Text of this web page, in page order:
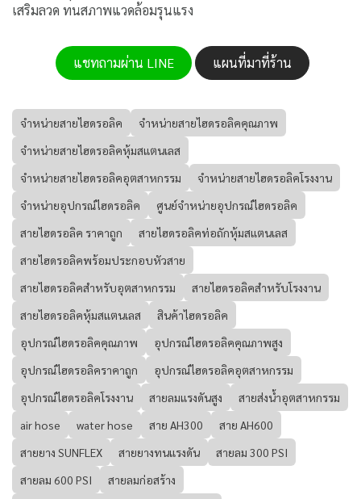
เสริมลวด ทนสภาพแวดล้อมรุนแรง
แชทถามผ่าน LINE แผนที่มาที่ร้าน
จำหน่ายสายไฮดรอลิค
จำหน่ายสายไฮดรอลิคคุณภาพ
จำหน่ายสายไฮดรอลิคหุ้มสแตนเลส
จำหน่ายสายไฮดรอลิคอุตสาหกรรม
จำหน่ายสายไฮดรอลิคโรงงาน
จำหน่ายอุปกรณ์ไฮดรอลิค
ศูนย์จำหน่ายอุปกรณ์ไฮดรอลิค
สายไฮดรอลิค ราคาถูก
สายไฮดรอลิคท่อถักหุ้มสแตนเลส
สายไฮดรอลิคพร้อมประกอบหัวสาย
สายไฮดรอลิคสำหรับอุตสาหกรรม
สายไฮดรอลิคสำหรับโรงงาน
สายไฮดรอลิคหุ้มสแตนเลส
สินค้าไฮดรอลิค
อุปกรณ์ไฮดรอลิคคุณภาพ
อุปกรณ์ไฮดรอลิคคุณภาพสูง
อุปกรณ์ไฮดรอลิคราคาถูก
อุปกรณ์ไฮดรอลิคอุตสาหกรรม
อุปกรณ์ไฮดรอลิคโรงงาน
สายลมแรงดันสูง
สายส่งน้ำอุตสาหกรรม
air hose
water hose สาย AH300
สาย AH600
สายยาง SUNFLEX
สายยางทนแรงดัน
สายลม 300 PSI
สายลม 600 PSI
สายลมก่อสร้าง